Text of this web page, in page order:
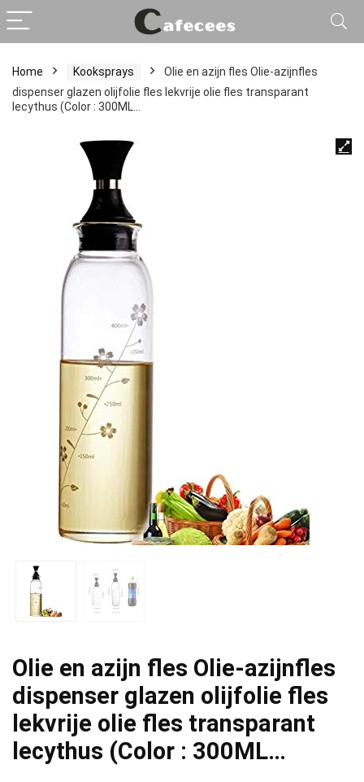
Home Kooksprays
Olie en azijn fles Olie-azijnfles
dispenser glazen olijfolie fles lekvrije olie fles transparant
lecythus (Color : 300ML…
Olie en azijn fles Olie-azijnfles
dispenser glazen olijfolie fles
lekvrije olie fles transparant
lecythus (Color : 300ML…